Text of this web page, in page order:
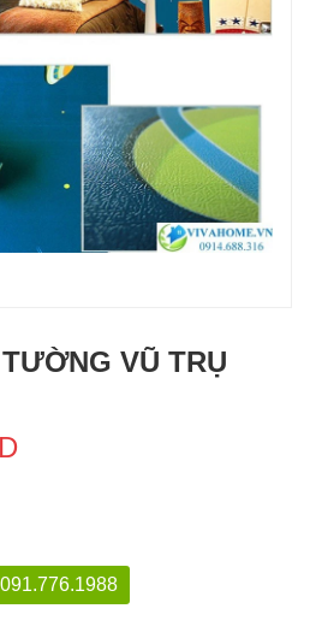
VŨ TRỤ
091.776.1988